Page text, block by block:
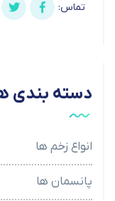
تماس:
دسته بندی
انواع زخم ها
پانسمان ها